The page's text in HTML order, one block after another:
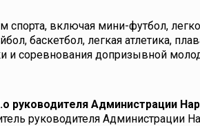
спорта, включая мини-футбол,
баскетбол, легкая атлетика,
и соревнования допризывной
руководителя Администрации
руководителя Администрации